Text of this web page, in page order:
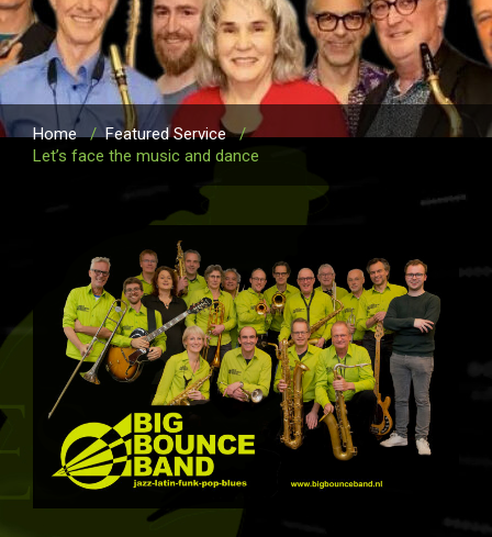
Home/Featured Service/
Let’s face the music and dance